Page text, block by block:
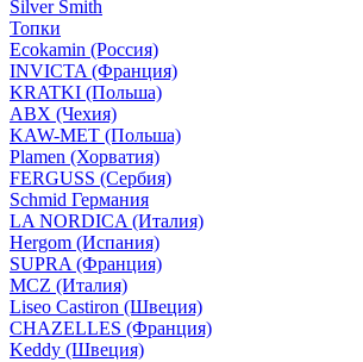
Silver Smith
Топки
Ecokamin (Россия)
INVICTA (Франция)
KRATKI (Польша)
ABX (Чехия)
KAW-MET (Польша)
Plamen (Хорватия)
FERGUSS (Сербия)
Schmid Германия
LA NORDICA (Италия)
Hergom (Испания)
SUPRA (Франция)
MCZ (Италия)
Liseo Castiron (Швеция)
CHAZELLES (Франция)
Keddy (Швеция)